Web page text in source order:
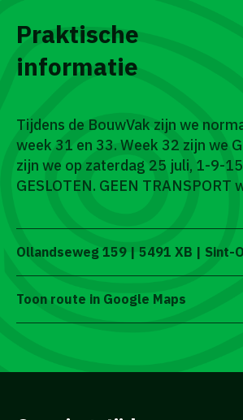
Praktische
informatie
Tijdens de BouwVak zijn we
week 31 en 33. Week 32 zijn we
zijn we op zaterdag 25 juli, 1-9-
GESLOTEN. GEEN
Ollandseweg 159 | 5491 XB | Sint-
Toon route in Google Maps